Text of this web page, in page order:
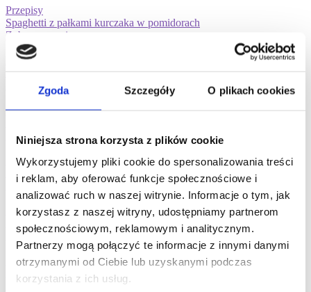
Zgoda Szczegóły O plikach cookies
Niniejsza strona korzysta z plików cookie
Wykorzystujemy pliki cookie do spersonalizowania treści
i reklam, aby oferować funkcje społecznościowe i
analizować ruch w naszej witrynie. Informacje o tym, jak
korzystasz z naszej witryny, udostępniamy partnerom
społecznościowym, reklamowym i analitycznym.
Partnerzy mogą połączyć te informacje z innymi danymi
otrzymanymi od Ciebie lub uzyskanymi podczas
korzystania z ich usług.
Przepisy
Spaghetti z pałkami kurczaka w pomidorach
Zobacz przepis
Przepisy
Zobacz przepis
Przepisy
Zobacz przepis
Przepisy
Pizzerinki. Dobra alternatywa dla domowej pizzy
Zobacz przepis
Przepisy
Risotto z dynią i boczkiem
Zobacz przepis
Przepisy
Carpaccio z ośmiornicy
Zobacz przepis